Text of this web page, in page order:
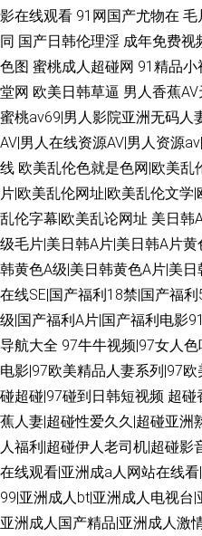
影在线观看 91网国产尤物在 毛
同 国产日韩伦理淫 成年免费视
色图 蜜桃成人超碰网 91精品小
堂网 欧美日韩草逼 男人香蕉
蜜桃av69|男人影院亚洲无码人
AV|男人在线资源AV|男人资源
线 欧美乱伦色就是色网|欧美乱
片|欧美乱伦网址|欧美乱伦文学
乱伦字幕|欧美乱论网址 美日韩
级毛片|美日韩A片|美日韩A片
韩黄色A级|美日韩黄色A片|美日
在线SE|国产福利18禁|国产福
级|国产福利A片|国产福利电影
导航大全 97牛牛视频|97女人
电影|97欧美精品人妻系列|97
碰超碰|97碰到日韩短视频 超碰
蕉人妻|超碰性爱久久|超碰亚洲
人福利|超碰伊人老司机|超碰影
在线观看|亚洲成a人网站在线
99|亚洲成人bt|亚洲成人电视台
亚洲成人国产精品|亚洲成人激